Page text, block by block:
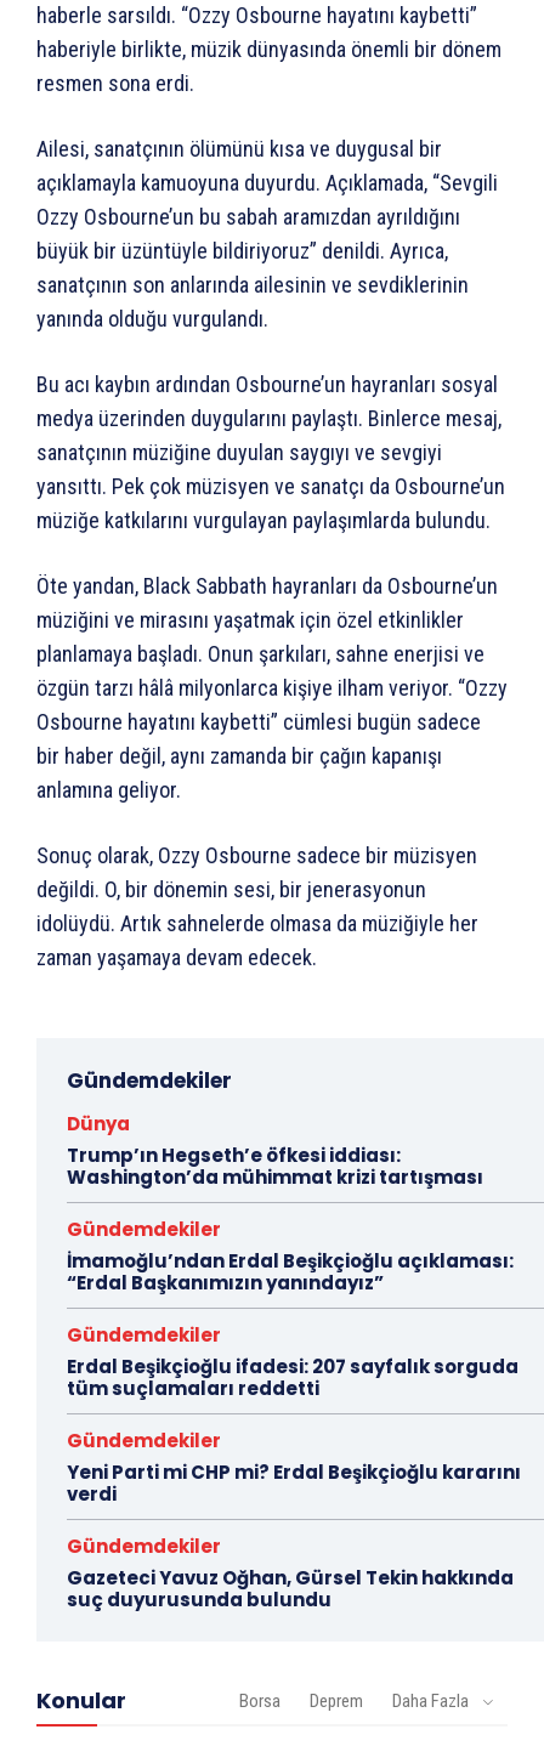
haberle sarsıldı. “Ozzy Osbourne hayatını kaybetti”
haberiyle birlikte, müzik dünyasında önemli bir dönem
resmen sona erdi.
Ailesi, sanatçının ölümünü kısa ve duygusal bir
açıklamayla kamuoyuna duyurdu. Açıklamada, “Sevgili
Ozzy Osbourne’un bu sabah aramızdan ayrıldığını
büyük bir üzüntüyle bildiriyoruz” denildi. Ayrıca,
sanatçının son anlarında ailesinin ve sevdiklerinin
yanında olduğu vurgulandı.
Bu acı kaybın ardından Osbourne’un hayranları sosyal
medya üzerinden duygularını paylaştı. Binlerce mesaj,
sanatçının müziğine duyulan saygıyı ve sevgiyi
yansıttı. Pek çok müzisyen ve sanatçı da Osbourne’un
müziğe katkılarını vurgulayan paylaşımlarda bulundu.
Öte yandan, Black Sabbath hayranları da Osbourne’un
müziğini ve mirasını yaşatmak için özel etkinlikler
planlamaya başladı. Onun şarkıları, sahne enerjisi ve
özgün tarzı hâlâ milyonlarca kişiye ilham veriyor. “Ozzy
Osbourne hayatını kaybetti” cümlesi bugün sadece
bir haber değil, aynı zamanda bir çağın kapanışı
anlamına geliyor.
Sonuç olarak, Ozzy Osbourne sadece bir müzisyen
değildi. O, bir dönemin sesi, bir jenerasyonun
idolüydü. Artık sahnelerde olmasa da müziğiyle her
zaman yaşamaya devam edecek.
Gündemdekiler
Dünya
Trump’ın Hegseth’e öfkesi iddiası:
Washington’da mühimmat krizi tartışması
Gündemdekiler
İmamoğlu’ndan Erdal Beşikçioğlu açıklaması:
“Erdal Başkanımızın yanındayız”
Gündemdekiler
Erdal Beşikçioğlu ifadesi: 207 sayfalık sorguda
tüm suçlamaları reddetti
Gündemdekiler
Yeni Parti mi CHP mi? Erdal Beşikçioğlu kararını
verdi
Gündemdekiler
Gazeteci Yavuz Oğhan, Gürsel Tekin hakkında
suç duyurusunda bulundu
Konular Borsa Deprem Daha Fazla